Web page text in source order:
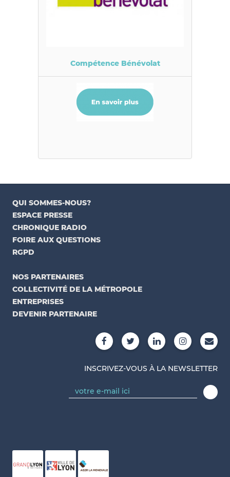
Compétence Bénévolat
QUI SOMMES-NOUS?
ESPACE PRESSE
CHRONIQUE RADIO
FOIRE AUX QUESTIONS
RGPD
NOS PARTENAIRES
COLLECTIVITÉ DE LA MÉTROPOLE
ENTREPRISES
DEVENIR PARTENAIRE
INSCRIVEZ-VOUS À LA NEWSLETTER